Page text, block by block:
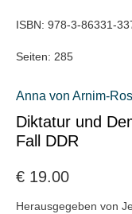
ISBN: 978-3-86331-
Seiten: 285
Anna von Arnim-
Diktatur und
Fall DDR
€ 19.00
Herausgegeben von